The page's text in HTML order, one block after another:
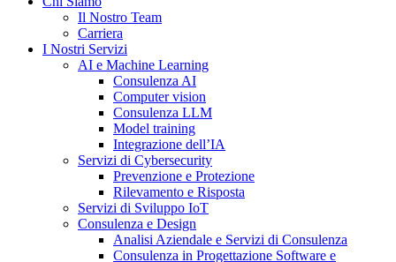
Il Nostro Team
Carriera
I Nostri Servizi
AI e Machine Learning
Consulenza AI
Computer vision
Consulenza LLM
Model training
Integrazione dell’IA
Servizi di Cybersecurity
Prevenzione e Protezione
Rilevamento e Risposta
Servizi di Sviluppo IoT
Consulenza e Design
Analisi Aziendale e Servizi di Consulenza
Consulenza in Progettazione Software e